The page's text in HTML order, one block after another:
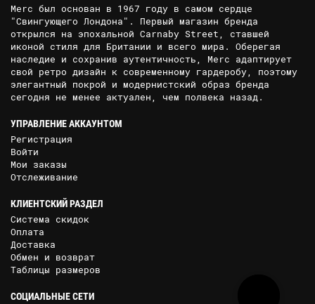
Merc был основан в 1967 году в самом сердце
"Свингующего Лондона". Первый магазин бренда
открылся на эпохальной Carnaby Street, ставшей
иконой стиля для Британии и всего мира. Оберегая
наследие и сохранив аутентичность, Merc адаптирует
свой ретро дизайн к современному гардеробу, поэтому
элегантный покрой и модернистский образ бренда
сегодня не менее актуален, чем полвека назад.
УПРАВЛЕНИЕ АККАУНТОМ
Регистрация
Войти
Мои заказы
Отслеживание
КЛИЕНТСКИЙ РАЗДЕЛ
Система скидок
Оплата
Доставка
Обмен и возврат
Таблицы размеров
СОЦИАЛЬНЫЕ СЕТИ